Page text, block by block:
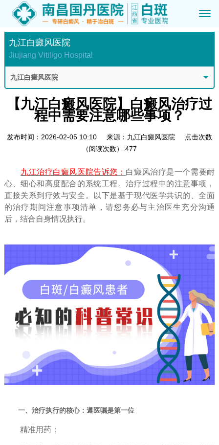
九江白癜风医院
Jiujiang Vitiligo Hospital
九江白癜风医院
【九江白癜风医院】白癜风治疗过
程中需要注意哪些事项？
发布时间：2026-02-05 10:10 来源：九江白癜风医院
点击次数
（阅读次数）:477
九江治疗白癜风医院告诉您 ： 白癜风治疗是一个需要耐
心、细心和高度配合的系统工程。治疗过程中的注意事项，
直接关系到疗效与安全。以下是基于现代医学共识的、全面
的治疗期间注意事项清单，请您务必与主治医生充分沟通
后，结合自身情况执行。
一、治疗执行的核心：遵医嘱是第一位
精准用药：